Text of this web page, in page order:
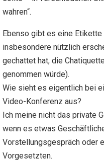
wahren“.
Ebenso gibt es eine
insbesondere nützlich
gechattet hat, die
genommen würde).
Wie sieht es eigentlich bei
Video-Konferenz aus?
Ich meine nicht das private
wenn es etwas
Vorstellungsgespräch oder
Vorgesetzten.